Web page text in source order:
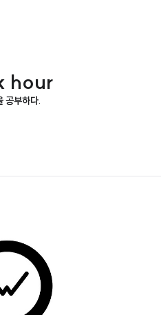
hour
공부하다.